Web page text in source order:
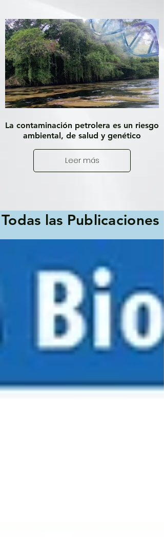
La contaminación petrolera es un riesgo
ambiental, de salud y genético
Leer más
Todas las Publicaciones